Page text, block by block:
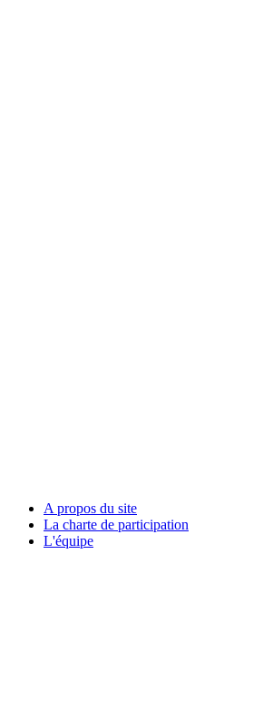
A propos du site
La charte de participation
L'équipe